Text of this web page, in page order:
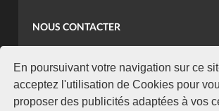
En poursuivant votre navigation sur ce
acceptez l'utilisation de Cookies pour
proposer des publicités adaptées à vos
NOUS CONTACTER
koaci@yahoo.fr
+225 07 08 85 52 93